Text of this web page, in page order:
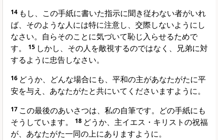
14 もし、この手紙に書いた指示に聞き従わない者がいれ
ば、そのような人には特に注意し、交際しないようにし
なさい。自らそのことに気づいて恥じ入らせるためで
す。
15 しかし、その人を敵視するのではなく、兄弟に対
するように忠告しなさい。
16 どうか、どんな場合にも、平和の主があなたがたに平
安を与え、あなたがたと共にいてくださいますように。
17 この最後のあいさつは、私の自筆です。どの手紙にも
そうしています。
18 どうか、主イエス・キリストの祝福
が、あなたがた一同の上にありますように。